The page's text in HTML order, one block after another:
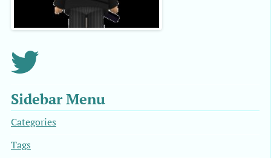
Sidebar Menu
Categories
Tags